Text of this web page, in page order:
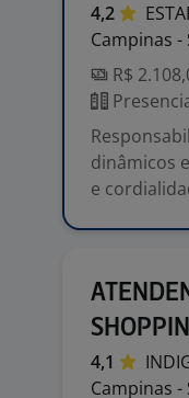
4,2
Campinas -
R$
dinâmicos
e
4,1
Campinas -